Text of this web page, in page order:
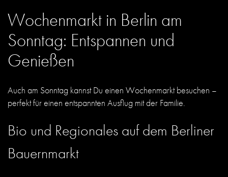
Wochenmarkt in Berlin am
Sonntag: Entspannen und
Genießen
Auch am Sonntag kannst Du einen Wochenmarkt besuchen –
perfekt für einen entspannten Ausflug mit der Familie.
Bio und Regionales auf dem Berliner
Bauernmarkt